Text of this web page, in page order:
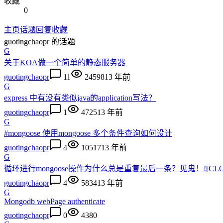
0
主页话题回复收藏
guotingchaopr的话题
G
关于KOA做一个简单的静态服务器
guotingchaopr
11 2459813 年前
G
express 中有没有类似java的application写法？
guotingchaopr
1 472513 年前
G
#mongoose 使用mongoose 多个条件查询如何设计
guotingchaopr
4 1051713 年前
G
循环进行mongoose操作为什么总是重复最后一条？见鬼！
guotingchaopr
4 583413 年前
G
Mongodb webPage authenticate
guotingchaopr
0
4380